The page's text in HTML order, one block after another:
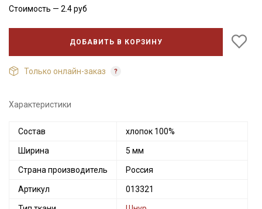
Стоимость — 2.4руб
ДОБАВИТЬ В КОРЗИНУ
Только онлайн-заказ
Характеристики
Состав хлопок 100%
Ширина 5 мм
Страна производитель Россия
Артикул 013321
Секретная рассылка от Купава
Мы публикуем здесь дополнительные
промокоды и скидки до 30% на узкие